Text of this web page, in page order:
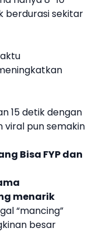
berdurasi sekitar
15 detik dengan
viral pun semakin
Bisa FYP dan
menarik
“mancing”
besar